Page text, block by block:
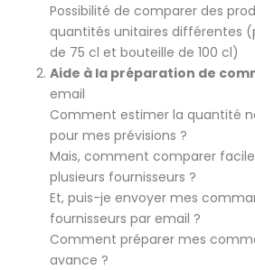
Possibilité de comparer des
quantités unitaires différentes
de 75 cl et bouteille de 100 cl)
Aide à la préparation de
email
Comment estimer la quantité
pour mes prévisions ?
Mais, comment comparer
plusieurs fournisseurs ?
Et, puis-je envoyer mes
fournisseurs par email ?
Comment préparer mes
avance ?